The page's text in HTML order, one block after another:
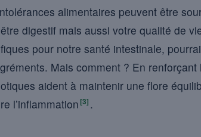
alimentaires peuvent être
digestif mais aussi votre qualité de
pour notre santé intestinale,
Mais comment ? En
aident à maintenir une flore
l’inflammation [3] .